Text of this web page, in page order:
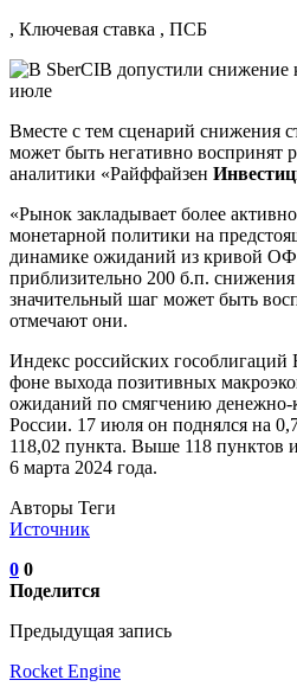
, Ключевая ставка , ПСБ
Вместе с тем сценарий снижения
может быть негативно воспринят
аналитики «Райффайзен
«Рынок закладывает более
монетарной политики на
динамике ожиданий из кривой
приблизительно 200 б.п.
значительный шаг может быть
отмечают они.
Индекс российских гособлигаций
фоне выхода позитивных
ожиданий по смягчению денежно-
России. 17 июля он поднялся на
118,02 пункта. Выше 118 пунктов
6 марта 2024 года.
Авторы Теги
Источник
0 0
Поделится
Предыдущая запись
Rocket Engine